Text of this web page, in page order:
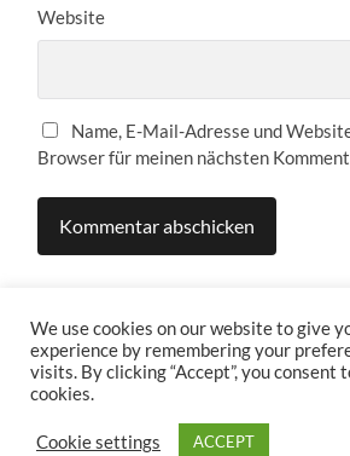
Website
Name, E-Mail-Adresse und
Browser für meinen nächsten
© 2026TABLETOP GÖTTINGEN
We use cookies on our website to give
experience by remembering your
visits. By clicking “Accept”, you consent
cookies.
Cookie settings ACCEPT